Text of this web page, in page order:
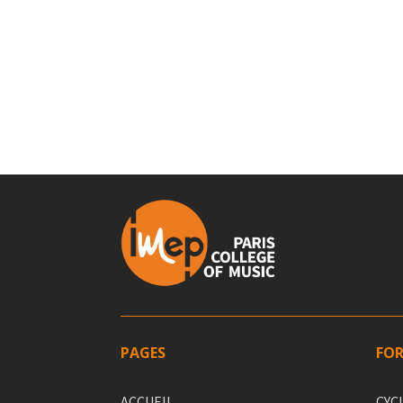
PAGES